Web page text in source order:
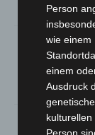
Person
wie einem
einem
Ausdruck